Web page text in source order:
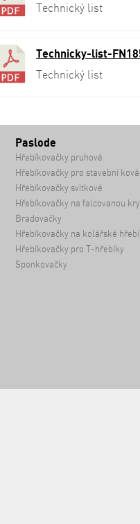
Technický list
Technicky-list-
Technický list
Paslode
Hřebíkovačky pruhové
Hřebíkovačky pro stavební
Hřebíkovačky svitkové
Hřebíkovačky na falcovanou
Bradovačky
Hřebíkovačky na kolářské
Hřebíkovačky pro T-hřebíky
Sponkovačky